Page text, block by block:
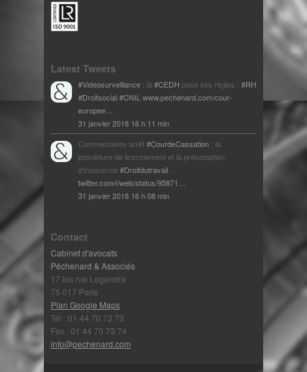
Latest Tweets
#Videosurveillance : la#CEDH pose ses règles : #RH
#Droitsocial#CNILwww.pechenard.com/cour-
europee…
31 janvier 2018 16 h 11 min
Commentaires arrêt#CourdeCassation : la
procédure de licenciement et la présomption
d'innocence#Droitdutravail…
twitter.com/i/web/status/95871…
31 janvier 2018 16 h 08 min
Contact
Cabinet d'avocats
Péchenard & Associés
17 bis rue Legendre
75 017 Paris
Plan Google Maps
Tél : 01 44 70 73 73
Fax : 01 44 70 73 74
info@pechenard.com